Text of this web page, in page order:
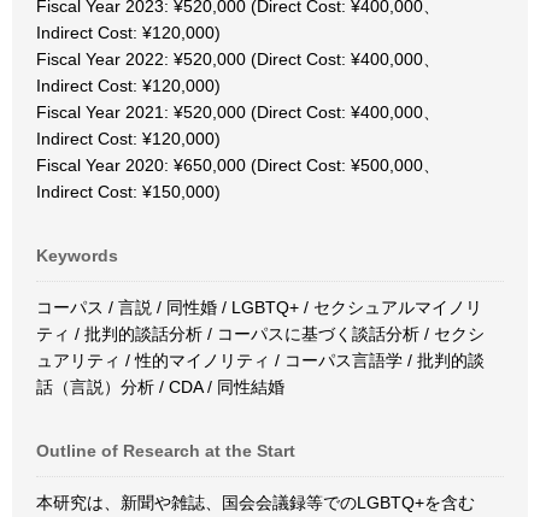
Fiscal Year 2023: ¥520,000 (Direct Cost: ¥400,000、
Indirect Cost: ¥120,000)
Fiscal Year 2022: ¥520,000 (Direct Cost: ¥400,000、
Indirect Cost: ¥120,000)
Fiscal Year 2021: ¥520,000 (Direct Cost: ¥400,000、
Indirect Cost: ¥120,000)
Fiscal Year 2020: ¥650,000 (Direct Cost: ¥500,000、
Indirect Cost: ¥150,000)
Keywords
コーパス / 言説 / 同性婚 / LGBTQ+ / セクシュアルマイノリ
ティ / 批判的談話分析 / コーパスに基づく談話分析 / セクシ
ュアリティ / 性的マイノリティ / コーパス言語学 / 批判的談
話（言説）分析 / CDA / 同性結婚
Outline of Research at the Start
本研究は、新聞や雑誌、国会会議録等でのLGBTQ+を含む